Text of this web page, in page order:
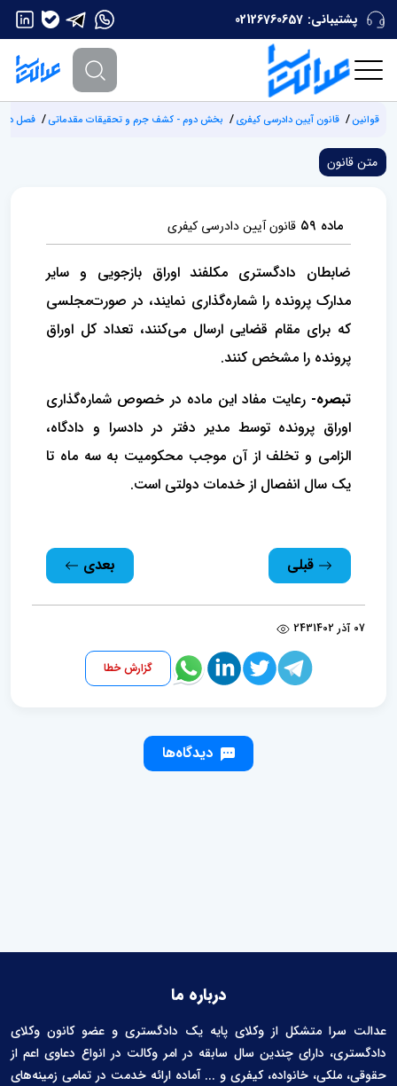
پشتیبانی: 02126760657
قوانین قانون آیین دادرسی کیفری بخش دوم - کشف جرم و تحقیقات مقدماتی فصل دوم
متن قانون
ماده ۵۹ قانون آیین دادرسی کیفری
ضابطان دادگستری مکلفند اوراق بازجویی و سایر
مدارک پرونده را شماره‏‌گذاری نمایند، در صورت‌مجلسی
که برای مقام قضایی ارسال می‌کنند، تعداد کل اوراق
پرونده را مشخص کنند.
تبصره- رعایت مفاد این ماده در خصوص شماره‌‏گذاری
اوراق پرونده توسط مدیر دفتر در دادسرا و دادگاه،
الزامی و تخلف از آن موجب محکومیت به سه ماه تا
یک سال انفصال از خدمات دولتی است.
قبلی بعدی
07 آذر 1402 243
گزارش خطا
دیدگاه‌ها
درباره ما
عدالت سرا متشکل از وکلای پایه یک دادگستری و عضو کانون وکلای
دادگستری، دارای چندین سال سابقه در امر وکالت در انواع دعاوی اعم از
حقوقی، ملکی، خانواده، کیفری و ... آماده ارائه خدمت در تمامی زمینه‌های